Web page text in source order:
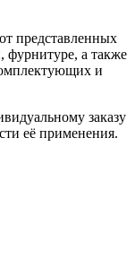
представленных
фурнитуре, а также
и
заказу
её применения.